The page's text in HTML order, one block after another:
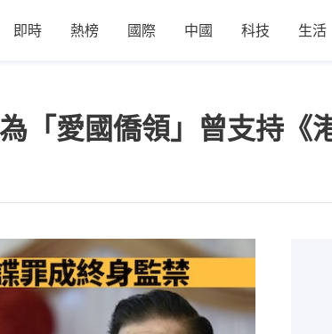
即時 熱榜 國際 中國 科技 生活
「愛國僑領」曾支持《